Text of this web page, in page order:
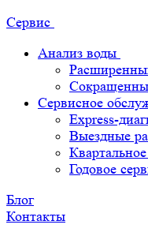
Сервис
Анализ воды
Сервисное
Express-
Выездные
Годовое
Блог
Контакты